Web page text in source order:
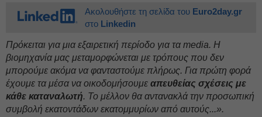
Ακολουθήστε τη σελίδα του Euro2day.gr
στο Linkedin
Πρόκειται για μια εξαιρετική περίοδο για τα media. Η
βιομηχανία μας μεταμορφώνεται με τρόπους που δεν
μπορούμε ακόμα να φανταστούμε πλήρως. Για πρώτη φορά
έχουμε τα μέσα να οικοδομήσουμε απευθείας σχέσεις με
κάθε καταναλωτή. Το μέλλον θα αντανακλά την προσωπική
συμβολή εκατοντάδων εκατομμυρίων από αυτούς...».